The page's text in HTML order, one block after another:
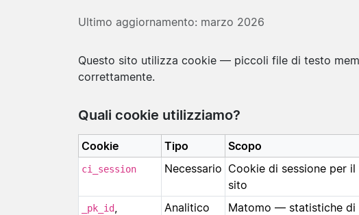
Ultimo aggiornamento: marzo 2026
Questo sito utilizza cookie — piccoli file di testo
correttamente.
Quali cookie utilizziamo?
Cookie Tipo Scopo
ci_session Necessario Cookie di sessione per
sito
_pk_id Analitico Matomo — statistiche di